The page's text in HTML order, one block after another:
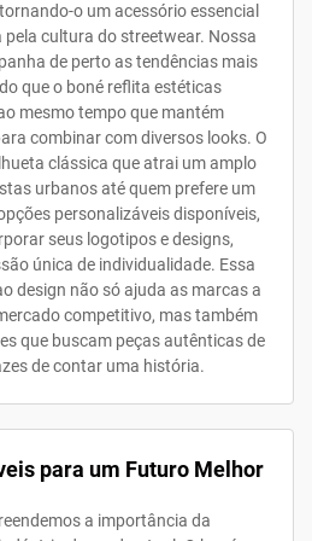
o um acessório essencial
pela cultura do streetwear. Nossa
de perto as tendências mais
que o boné reflita estéticas
mesmo tempo que mantém
combinar com diversos looks. O
clássica que atrai um amplo
urbanos até quem prefere um
personalizáveis disponíveis,
seus logotipos e designs,
única de individualidade. Essa
design não só ajuda as marcas a
competitivo, mas também
que buscam peças autênticas de
de contar uma história.
para um Futuro Melhor
a importância da